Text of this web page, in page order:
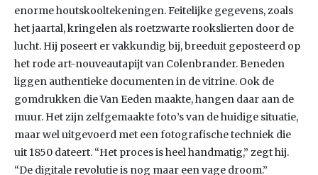
enorme houtskooltekeningen. Feitelijke gegevens, zoals
het jaartal, kringelen als roetzwarte rookslierten door de
lucht. Hij poseert er vakkundig bij, breeduit geposteerd op
het rode art-nouveautapijt van Colenbrander. Beneden
liggen authentieke documenten in de vitrine. Ook de
gomdrukken die Van Eeden maakte, hangen daar aan de
muur. Het zijn zelfgemaakte foto’s van de huidige situatie,
maar wel uitgevoerd met een fotografische techniek die
uit 1850 dateert. “Het proces is heel handmatig,” zegt hij.
“De digitale revolutie is nog maar een vage droom.”